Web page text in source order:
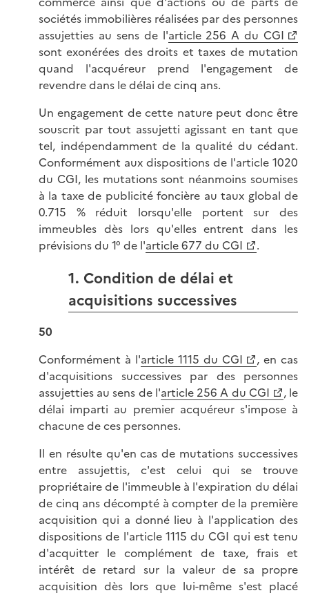
sociétés immobilières réalisées par des personnes
assujetties au sens de l'article 256 A du CGI
sont exonérées des droits et taxes de mutation
quand l'acquéreur prend l'engagement de
revendre dans le délai de cinq ans.
Un engagement de cette nature peut donc être
souscrit par tout assujetti agissant en tant que
tel, indépendamment de la qualité du cédant.
Conformément aux dispositions de l'article 1020
du CGI, les mutations sont néanmoins soumises
à la taxe de publicité foncière au taux global de
0.715 % réduit lorsqu'elle portent sur des
immeubles dès lors qu'elles entrent dans les
prévisions du 1° de l'article 677 du CGI .
1. Condition de délai et
acquisitions successives
50
Conformément à l'article 1115 du CGI
, en cas
d'acquisitions successives par des personnes
assujetties au sens de l'article 256 A du CGI
, le
délai imparti au premier acquéreur s'impose à
chacune de ces personnes.
Il en résulte qu'en cas de mutations successives
entre assujettis, c'est celui qui se trouve
propriétaire de l'immeuble à l'expiration du délai
de cinq ans décompté à compter de la première
acquisition qui a donné lieu à l'application des
dispositions de l'article 1115 du CGI qui est tenu
d'acquitter le complément de taxe, frais et
intérêt de retard sur la valeur de sa propre
acquisition dès lors que lui-même s'est placé